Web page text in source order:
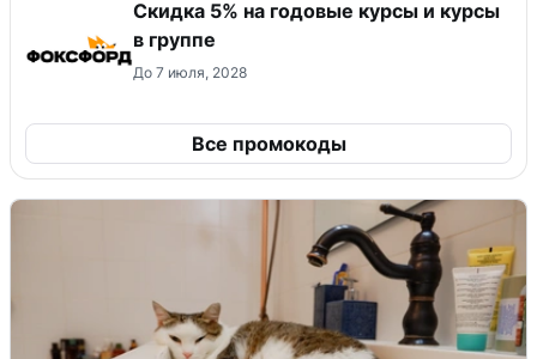
Скидка 5% на годовые курсы и курсы
в группе
До 7 июля, 2028
Все промокоды